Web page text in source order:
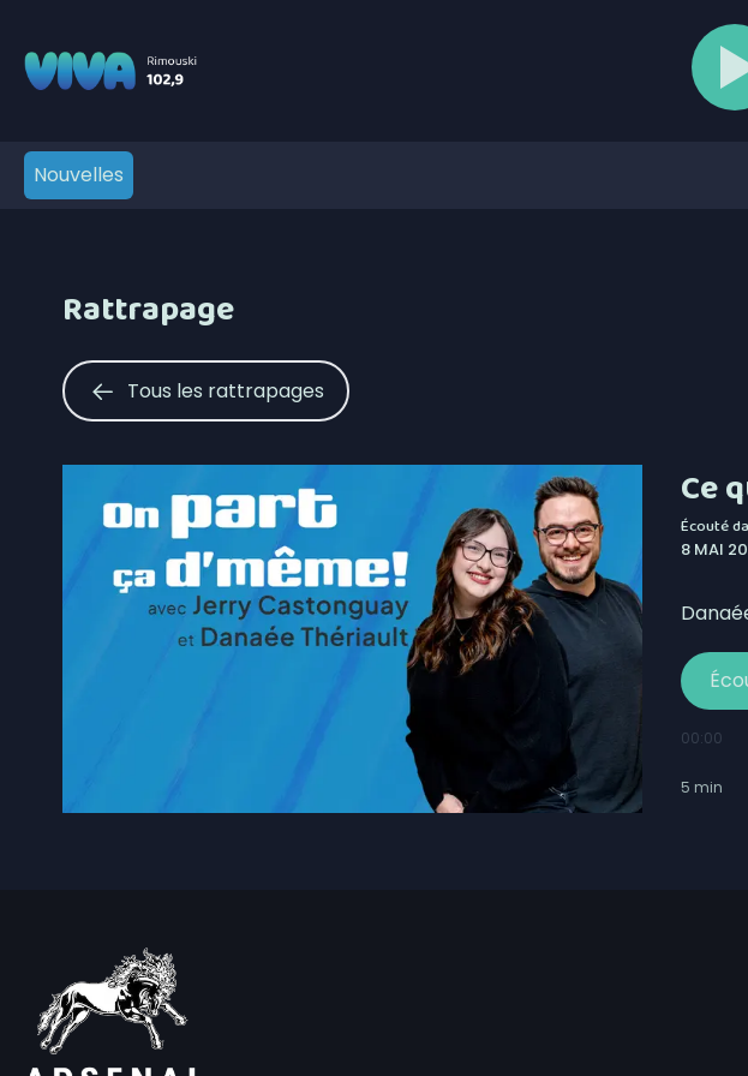
Nouvelles
Rattrapage
Tous les rattrapages
Ce
Écouté
8 MAI
00:00
5 min